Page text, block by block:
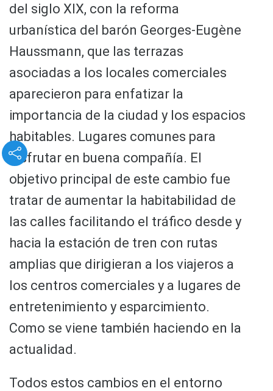
del siglo XIX, con la reforma
urbanística del barón Georges-Eugène
Haussmann, que las terrazas
asociadas a los locales comerciales
aparecieron para enfatizar la
importancia de la ciudad y los espacios
habitables. Lugares comunes para
disfrutar en buena compañía. El
objetivo principal de este cambio fue
tratar de aumentar la habitabilidad de
las calles facilitando el tráfico desde y
hacia la estación de tren con rutas
amplias que dirigieran a los viajeros a
los centros comerciales y a lugares de
entretenimiento y esparcimiento.
Como se viene también haciendo en la
actualidad.
Todos estos cambios en el entorno